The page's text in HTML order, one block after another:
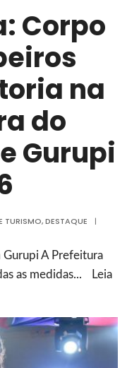
Corpo
na
do
Gurupi
TURISMO,DESTAQUE
|
Gurupi A Prefeitura
as medidas...
Leia